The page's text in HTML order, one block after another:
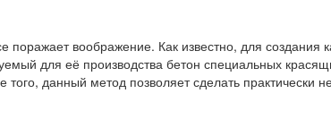
воображение. Как известно, для создания
для её производства бетон специальных
того, данный метод позволяет сделать практически